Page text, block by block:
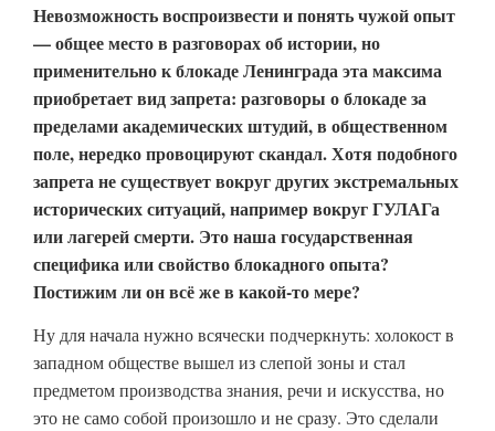
Невозможность воспроизвести и понять чужой опыт
— общее место в разговорах об истории, но
применительно к блокаде Ленинграда эта максима
приобретает вид запрета: разговоры о блокаде за
пределами академических штудий, в общественном
поле, нередко провоцируют скандал. Хотя подобного
запрета не существует вокруг других экстремальных
исторических ситуаций, например вокруг ГУЛАГа
или лагерей смерти. Это наша государственная
специфика или свойство блокадного опыта?
Постижим ли он всё же в какой-то мере?
Ну для начала нужно всячески подчеркнуть: холокост в
западном обществе вышел из слепой зоны и стал
предметом производства знания, речи и искусства, но
это не само собой произошло и не сразу. Это сделали